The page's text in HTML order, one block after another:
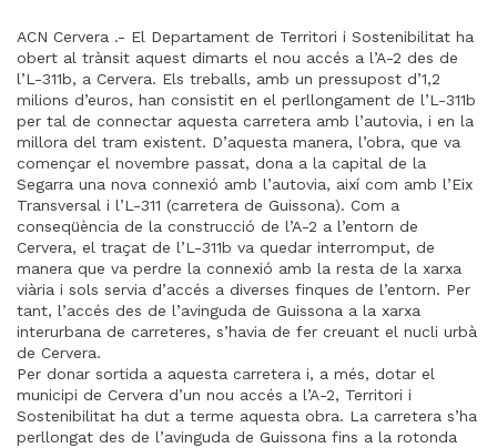
ACN Cervera .- El Departament de Territori i Sostenibilitat ha
obert al trànsit aquest dimarts el nou accés a l’A-2 des de
l’L-311b, a Cervera. Els treballs, amb un pressupost d’1,2
milions d’euros, han consistit en el perllongament de l’L-311b
per tal de connectar aquesta carretera amb l’autovia, i en la
millora del tram existent. D’aquesta manera, l’obra, que va
començar el novembre passat, dona a la capital de la
Segarra una nova connexió amb l’autovia, així com amb l’Eix
Transversal i l’L-311 (carretera de Guissona). Com a
conseqüència de la construcció de l’A-2 a l’entorn de
Cervera, el traçat de l’L-311b va quedar interromput, de
manera que va perdre la connexió amb la resta de la xarxa
viària i sols servia d’accés a diverses finques de l’entorn. Per
tant, l’accés des de l’avinguda de Guissona a la xarxa
interurbana de carreteres, s’havia de fer creuant el nucli urbà
de Cervera.
Per donar sortida a aquesta carretera i, a més, dotar el
municipi de Cervera d’un nou accés a l’A-2, Territori i
Sostenibilitat ha dut a terme aquesta obra. La carretera s’ha
perllongat des de l’avinguda de Guissona fins a la rotonda